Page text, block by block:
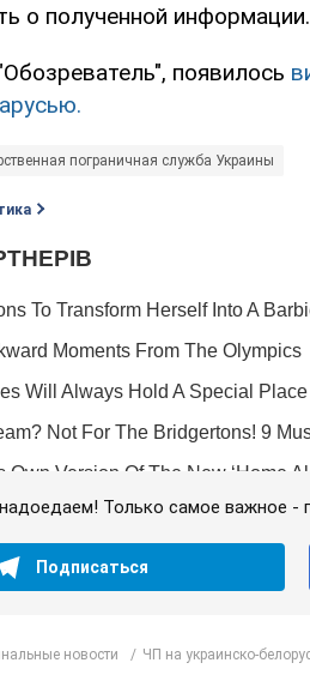
о полученной информации.
появилось
пограничная служба Украины
Только самое важное -
Подписаться
новости ЧП на украинско-